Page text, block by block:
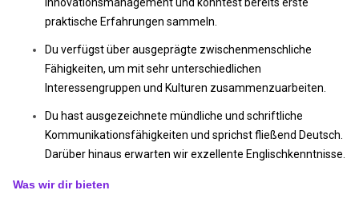
praktische Erfahrungen sammeln.
Du verfügst über ausgeprägte zwischenmenschliche
Fähigkeiten, um mit sehr unterschiedlichen
Interessengruppen und Kulturen zusammenzuarbeiten.
Du hast ausgezeichnete mündliche und schriftliche
Kommunikationsfähigkeiten und sprichst fließend Deutsch.
Darüber hinaus erwarten wir exzellente Englischkenntnisse.
Was wir dir bieten